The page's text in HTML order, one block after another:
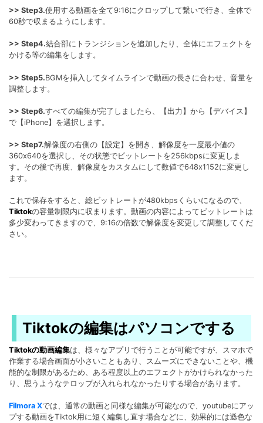
>> Step3.使用する動画を全て9:16にクロップして繋いで行き、全体で
60秒で収まるようにします。
>> Step4.結合部にトランジションを追加したり、全体にエフェクトを
かける等の編集をします。
>> Step5.BGMを挿入してタイムラインで動画の長さに合わせ、音量を
調整します。
>> Step6.すべての編集が完了しましたら、【出力】から【デバイス】
で【iPhone】を選択します。
>> Step7.解像度の右側の【設定】を開き、解像度を一度最小値の
360x640を選択し、その状態でビットレートを256kbpsに変更しま
す。その後で再度、解像度をカスタムにして数値で648x1152に変更し
ます。
これで保存をすると、総ビットレートが480kbpsくらいになるので、
Tiktokの容量制限内に収まります。動画の内容によってビットレートは
多少変わってきますので、9:16の倍数で解像度を変更して調整してくだ
さい。
Tiktokの編集はパソコンでする
Tiktokの動画編集は、様々なアプリで行うことが可能ですが、スマホで
作業する場合画面が小さいこともあり、スムーズにできないことや、機
能的な制限があるため、ある程度以上のエフェクトがかけられなかった
り、思うようなテロップが入れられなかったりする場合があります。
Filmora Xでは、通常の動画と同様な編集が可能なので、youtubeにアッ
プする動画をTiktok用に短く編集し直す場合などに、効果的には遜色な